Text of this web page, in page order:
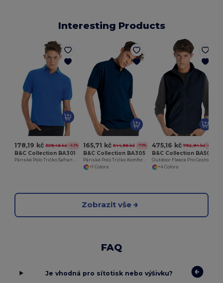
Interesting Products
178,19 kč 309,46 kč -42%
B&C Collection BA301
165,71 kč 544,96 kč -70%
B&C Collection BA305
+1 Colors
475,16 kč 792,94 kč -40%
B&C Collection BA503
+4 Colors
Zobrazit vše
FAQ
Je vhodná pro sítotisk nebo výšivku?